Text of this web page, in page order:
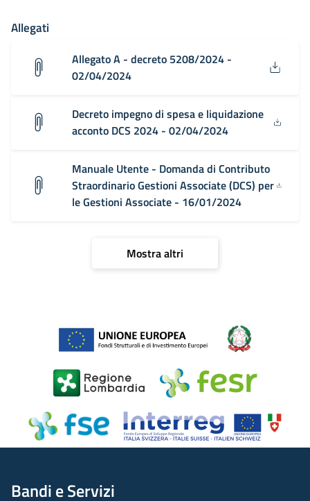
Allegati
Allegato A - decreto 5208/2024 -
02/04/2024
Decreto impegno di spesa e liquidazione
acconto DCS 2024 - 02/04/2024
Manuale Utente - Domanda di Contributo
Straordinario Gestioni Associate (DCS) per
le Gestioni Associate - 16/01/2024
Mostra altri
Bandi e Servizi